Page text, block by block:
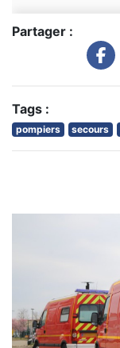
Partager :
Tags :
pompiers secours